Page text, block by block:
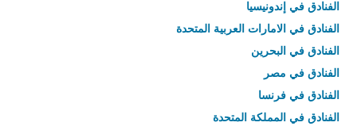
الفنادق في إندونيسيا
الفنادق في الامارات العربية المتحدة
الفنادق في البحرين
الفنادق في مصر
الفنادق في فرنسا
الفنادق في المملكة المتحدة